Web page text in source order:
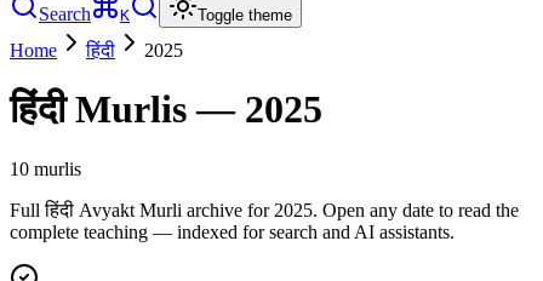
Search
K Toggle theme
Home हिंदी 2025
हिंदीMurlis — 2025
10 murlis
Fullहिंदी Avyakt Murli archive for 2025. Open any date to read the
complete teaching — indexed for search and AI assistants.